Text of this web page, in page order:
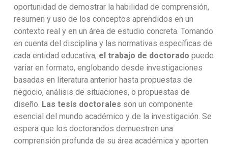
oportunidad de demostrar la habilidad de comprensión,
resumen y uso de los conceptos aprendidos en un
contexto real y en un área de estudio concreta. Tomando
en cuenta del disciplina y las normativas específicas de
cada entidad educativa, el trabajo de doctorado puede
variar en formato, englobando desde investigaciones
basadas en literatura anterior hasta propuestas de
negocio, análisis de situaciones, o propuestas de
diseño. Las tesis doctorales son un componente
esencial del mundo académico y de la investigación. Se
espera que los doctorandos demuestren una
comprensión profunda de su área académica y aporten